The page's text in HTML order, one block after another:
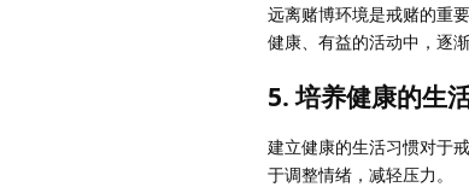
远离赌博环境是戒赌的重
健康、有益的活动中，逐
5. 培养健康的生
建立健康的生活习惯对于
于调整情绪，减轻压力。